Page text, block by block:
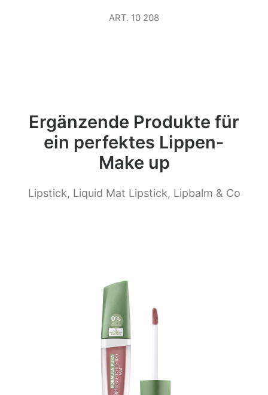
ART. 10 208
Ergänzende Produkte für
ein perfektes Lippen-
Make up
Lipstick, Liquid Mat Lipstick, Lipbalm & Co